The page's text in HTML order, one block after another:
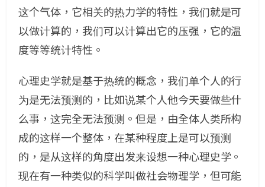
这个气体，它相关的热力学的特性，我们就是可
以做计算的，我们可以计算出它的压强，它的温
度等等统计特性。
心理史学就是基于热统的概念，我们单个人的行
为是无法预测的，比如说某个人他今天要做些什
么事，这完全无法预测。但是，由全体人类所构
成的这样一个整体，在某种程度上是可以预测
的，是从这样的角度出发来设想一种心理史学。
现在有一种类似的科学叫做社会物理学，但可能